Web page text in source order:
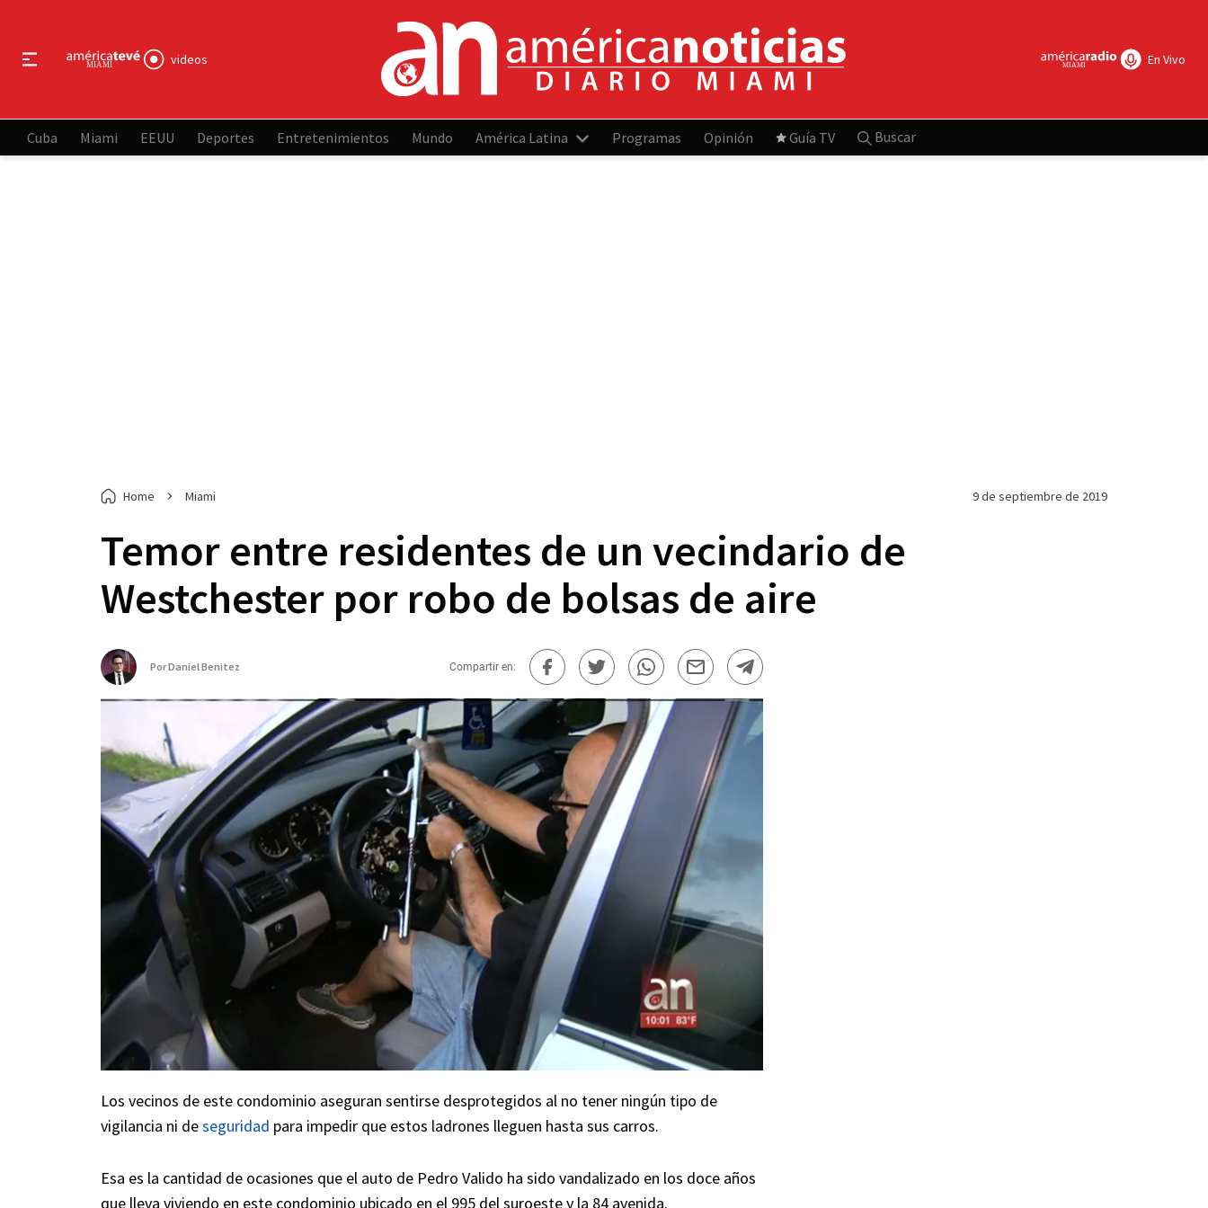
videos En Vivo
Cuba Miami EEUU Deportes Entretenimientos Mundo América Latina Programas Opinión Guía TV Buscar
Home Miami 9 de septiembre de 2019
Temor entre residentes de un vecindario de
Westchester por robo de bolsas de aire
PorDaniel Benitez Compartir en:
Los vecinos de este condominio aseguran sentirse desprotegidos al no tener ningún tipo de
vigilancia ni deseguridad para impedir que estos ladrones lleguen hasta sus carros.
Esa es la cantidad de ocasiones que el auto de Pedro Valido ha sido vandalizado en los doce años
que lleva viviendo en este condominio ubicado en el 995 del suroeste y la 84 avenida.